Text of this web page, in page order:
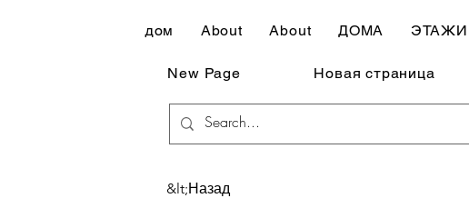
дом About About ДОМА ЭТАЖИ
New Page Новая страница
&lt;Назад